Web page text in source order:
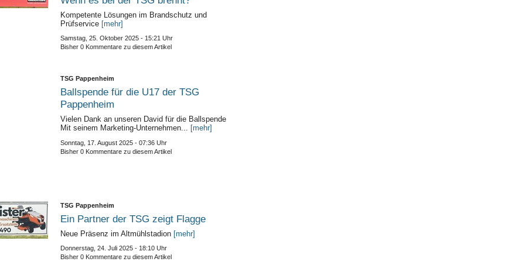
Kompetente Lösungen im Brandschutz und
Prüfservice [mehr]
Samstag, 25. Oktober 2025 - 15:21 Uhr
Bisher 0 Kommentare zu diesem Artikel
TSG Pappenheim
Ballspende für die U17 der TSG
Pappenheim
Vielen Dank an unseren David für die Ballspende
Mit seinem Marketing-Unternehmen...
[mehr]
Sonntag, 17. August 2025 - 07:36 Uhr
Bisher 0 Kommentare zu diesem Artikel
TSG Pappenheim
Ein Partner der TSG zeigt Flagge
Neue Präsenz im Altmühlstadion [mehr]
Donnerstag, 24. Juli 2025 - 18:10 Uhr
Bisher 0 Kommentare zu diesem Artikel